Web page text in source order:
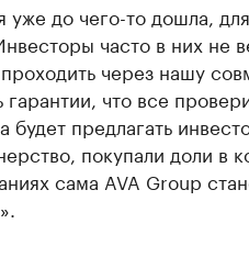
уже до чего-то дошла,
часто в них не
через нашу
что все
предлагать
покупали доли в
сама AVA Group